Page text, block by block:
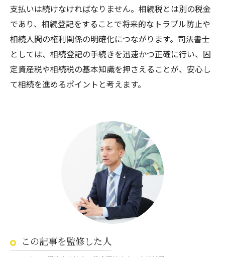
支払いは続けなければなりません。相続税とは別の税金
であり、相続登記をすることで将来的なトラブル防止や
相続人間の権利関係の明確化につながります。司法書士
としては、相続登記の手続きを迅速かつ正確に行い、固
定資産税や相続税の基本知識を押さえることが、安心し
て相続を進めるポイントと考えます。
この記事を監修した人